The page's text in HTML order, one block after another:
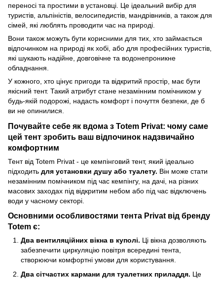
переносі та простими в установці. Це ідеальний вибір для
туристів, альпіністів, велосипедистів, мандрівників, а також для
сімей, які люблять проводити час на природі.
Вони також можуть бути корисними для тих, хто займається
відпочинком на природі як хобі, або для професійних туристів,
які шукають надійне, довговічне та водонепроникне
обладнання.
У кожного, хто цінує пригоди та відкритий простір, має бути
якісний тент. Такий атрибут стане незамінним помічником у
будь-якій подорожі, надасть комфорт і почуття безпеки, де б
ви не опинилися.
Почувайте себе як вдома з Totem Privat: чому саме
цей тент зробить ваш відпочинок надзвичайно
комфортним
Тент від Totem Privat - це кемпінговий тент, який ідеально
підходить для установки душу або туалету. Він може стати
незамінним помічником під час кемпінгу, на дачі, на різних
масових заходах під відкритим небом або під час відключень
води у часному секторі.
Основними особливостями тента Privat від бренду
Totem є:
Два вентиляційних вікна в куполі. Ці вікна дозволяють
забезпечити циркуляцію повітря всередині тента,
створюючи комфортні умови для користування.
Два сітчастих кармани для туалетних приладдя. Це